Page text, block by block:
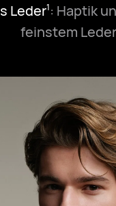
Leder1: Haptik
feinstem